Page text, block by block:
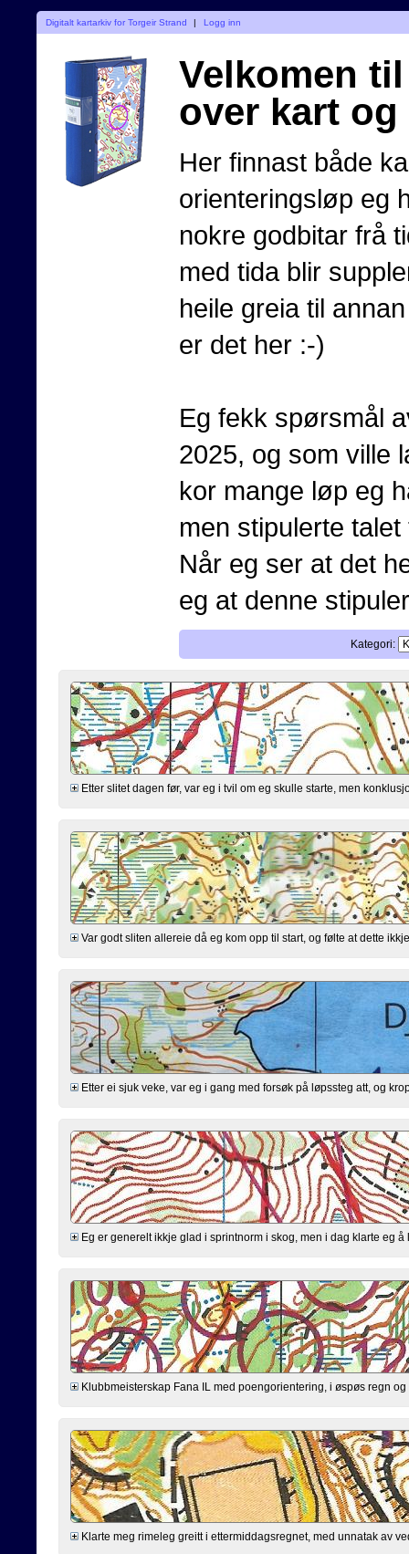
Digitalt kartarkiv for Torgeir Strand | Logg inn
Velkomen
over kart
Her finnast både
orienteringsløp eg
nokre godbitar frå
med tida blir
heile greia til
er det her :-)
Eg fekk spørsmål
2025, og som ville
kor mange løp eg
men stipulerte
Når eg ser at det
eg at denne
Kategori:
Etter slitet dagen før, var eg i tvil om eg skulle starte, men
Var godt sliten allereie då eg kom opp til start, og følte at dette
Etter ei sjuk veke, var eg i gang med forsøk på løpssteg att, og
Eg er generelt ikkje glad i sprintnorm i skog, men i dag klarte eg
Klubbmeisterskap Fana IL med poengorientering, i øspøs regn
Klarte meg rimeleg greitt i ettermiddagsregnet, med unnatak av